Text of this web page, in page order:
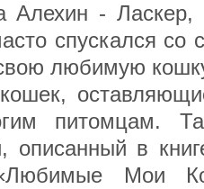
Алехин -
спускался со
любимую
питомцам.
описанный в
Мои